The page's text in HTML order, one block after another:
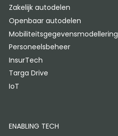
Zakelijk autodelen
Openbaar autodelen
Mobiliteitsgegevensmodellering
Personeelsbeheer
InsurTech
Targa Drive
IoT
ENABLING TECH